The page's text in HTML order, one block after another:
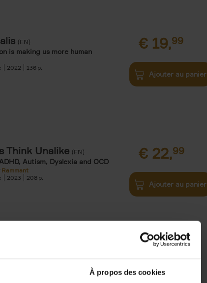
À propos des cookies
(EN)
is making us more human
2022 136
€ 19,99
Ajouter au panier
Think Unalike (EN)
Autism, Dyslexia and OCD
Rammant
2023 208
€ 22,99
Ajouter au panier
to live with uncertainty and fear of
€19,